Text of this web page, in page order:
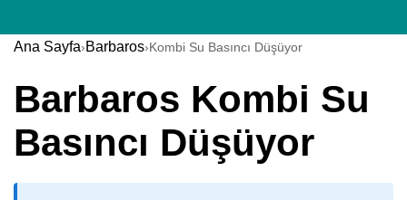
Ana Sayfa›Barbaros›Kombi Su Basıncı Düşüyor
Barbaros Kombi Su
Basıncı Düşüyor